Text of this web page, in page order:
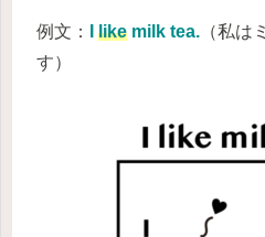
例文： like milk tea. （私は
す）